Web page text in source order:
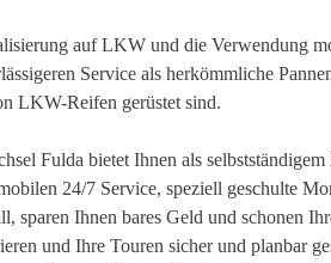
auf LKW und die Verwendung
Service als herkömmliche
LKW-Reifen gerüstet sind.
Fulda bietet Ihnen als
24/7 Service, speziell geschulte
sparen Ihnen bares Geld und schonen
und Ihre Touren sicher und planbar